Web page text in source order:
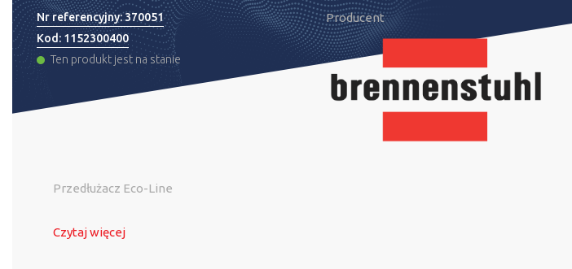
Nr referencyjny:370051
Kod: 1152300400
Ten produkt jest na stanie
Producent
Przedłużacz Eco-Line
Czytaj więcej